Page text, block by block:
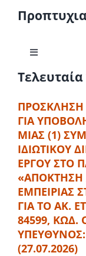
Toggle
Navigation
Γιατί να
Μαθησιακά
Δομή
Μαθήματα
Κανονισμός
ΠΡΟΣΚΛΗΣΗ
ΓΙΑ
ΜΙΑΣ (1)
ΙΔΙΩΤΙΚΟΥ
ΕΡΓΟΥ ΣΤΟ
«ΑΠΟΚΤΗΣΗ
ΕΜΠΕΙΡΙΑΣ
ΓΙΑ ΤΟ ΑΚ.
84599, ΚΩΔ.
(27.07.2026)